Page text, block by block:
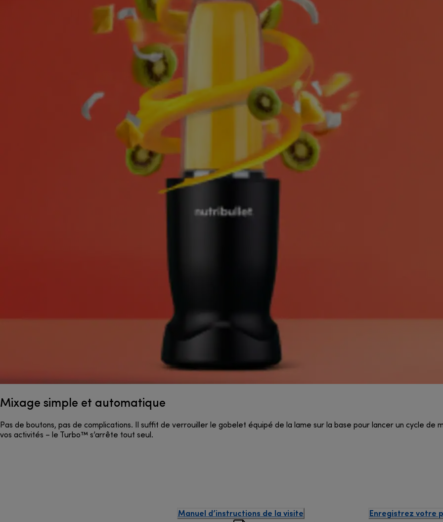
Mixage simple et automatique
Pas de boutons, pas de complications. Il suffit de verrouiller le gobelet équipé de la lame sur la base pour lancer un cycle de
vos activités – le Turbo™ s’arrête tout seul.
Manuel d’instructions de la visite Enregistrez votre